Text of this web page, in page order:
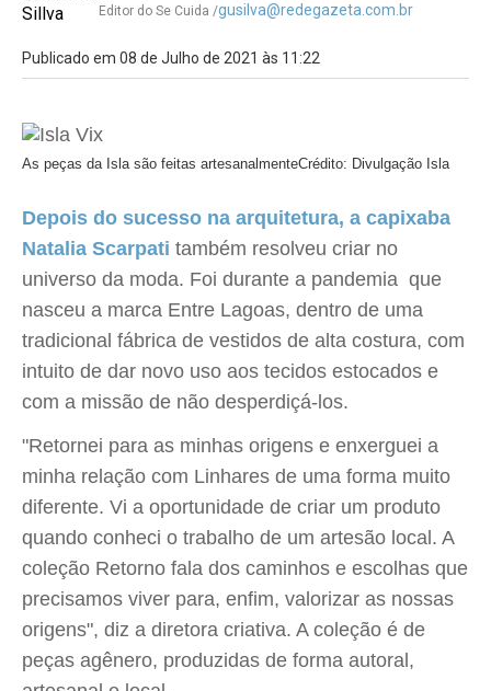
Editor do Se Cuida /gusilva@redegazeta.com.br
Publicado em 08 de Julho de 2021 às 11:22
As peças da Isla são feitas artesanalmenteCrédito: Divulgação Isla
Depois do sucesso na arquitetura, a capixaba
Natalia Scarpati também resolveu criar no
universo da moda. Foi durante a pandemia que
nasceu a marca Entre Lagoas, dentro de uma
tradicional fábrica de vestidos de alta costura, com
intuito de dar novo uso aos tecidos estocados e
com a missão de não desperdiçá-los.
"Retornei para as minhas origens e enxerguei a
minha relação com Linhares de uma forma muito
diferente. Vi a oportunidade de criar um produto
quando conheci o trabalho de um artesão local. A
coleção Retorno fala dos caminhos e escolhas que
precisamos viver para, enfim, valorizar as nossas
origens", diz a diretora criativa. A coleção é de
peças agênero, produzidas de forma autoral,